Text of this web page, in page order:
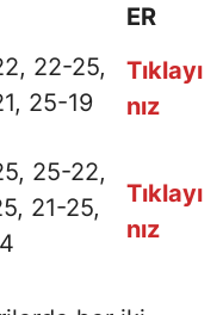
ER
22-25,
25-19
Tıklayı
nız
25-22,
21-25,
Tıklayı
nız